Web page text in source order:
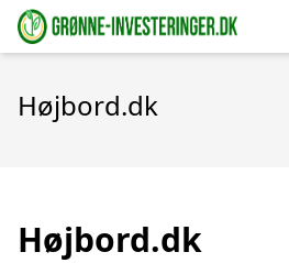
Højbord.dk
Højbord.dk